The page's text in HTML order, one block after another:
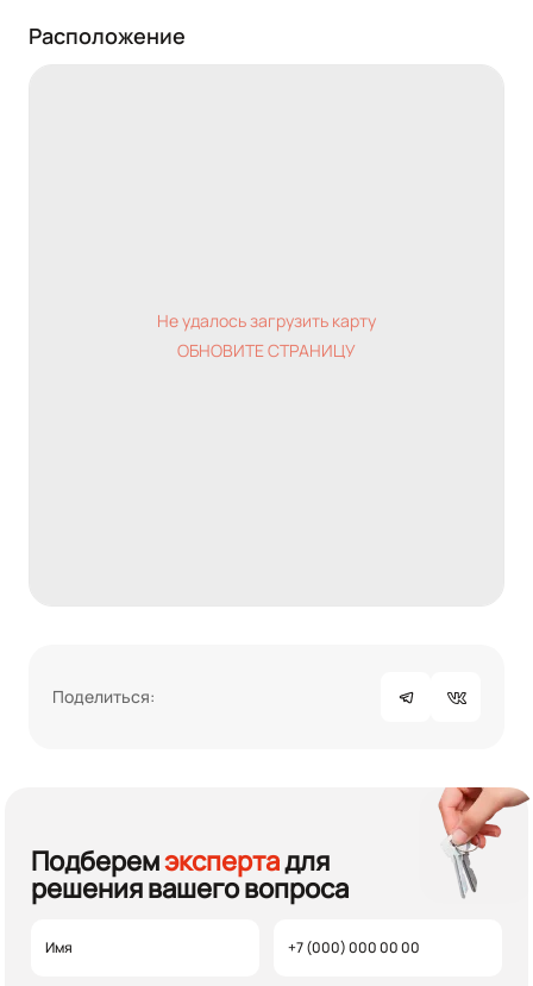
Расположение
Не удалось загрузить карту
ОБНОВИТЕ СТРАНИЦУ
Поделиться:
Подберемэкспертадля
решения вашего вопроса